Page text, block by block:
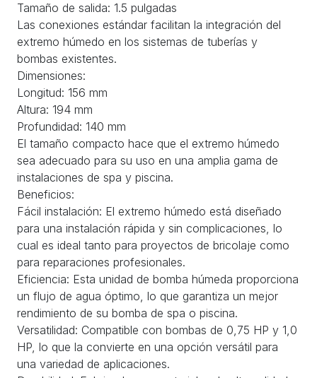
Tamaño de salida: 1.5 pulgadas
Las conexiones estándar facilitan la integración del
extremo húmedo en los sistemas de tuberías y
bombas existentes.
Dimensiones:
Longitud: 156 mm
Altura: 194 mm
Profundidad: 140 mm
El tamaño compacto hace que el extremo húmedo
sea adecuado para su uso en una amplia gama de
instalaciones de spa y piscina.
Beneficios:
Fácil instalación: El extremo húmedo está diseñado
para una instalación rápida y sin complicaciones, lo
cual es ideal tanto para proyectos de bricolaje como
para reparaciones profesionales.
Eficiencia: Esta unidad de bomba húmeda proporciona
un flujo de agua óptimo, lo que garantiza un mejor
rendimiento de su bomba de spa o piscina.
Versatilidad: Compatible con bombas de 0,75 HP y 1,0
HP, lo que la convierte en una opción versátil para
una variedad de aplicaciones.